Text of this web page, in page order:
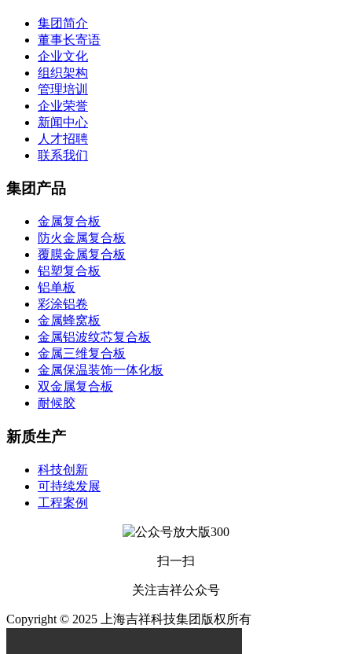
集团简介
董事长寄语
企业文化
组织架构
管理培训
企业荣誉
新闻中心
人才招聘
联系我们
集团产品
金属复合板
防火金属复合板
覆膜金属复合板
铝塑复合板
铝单板
彩涂铝卷
金属蜂窝板
金属铝波纹芯复合板
金属三维复合板
金属保温装饰一体化板
双金属复合板
耐候胶
新质生产
科技创新
可持续发展
工程案例
扫一扫
关注吉祥公众号
Copyright © 2025 上海吉祥科技集团版权所有